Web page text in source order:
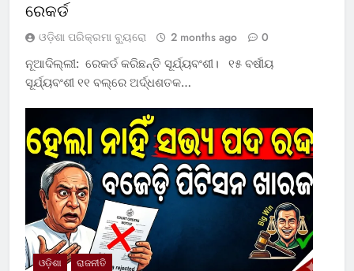
ରେକର୍ଡ
ଓଡ଼ିଶା ପରିକ୍ରମା ବ୍ୟୁରୋ 2 months ago 0
ନୂଆଦିଲ୍ଲୀ: ରେକର୍ଡ କରିଛନ୍ତି ସୂର୍ଯ୍ୟବଂଶୀ। ୧୫ ବର୍ଷୀୟ
ସୂର୍ଯ୍ୟବଂଶୀ ୧୧ ବଲ୍‌ରେ ଅର୍ଦ୍ଧଶତକ…
ଓଡ଼ିଶା ରାଜନୀତି